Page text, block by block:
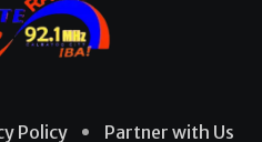
Policy Partner with Us